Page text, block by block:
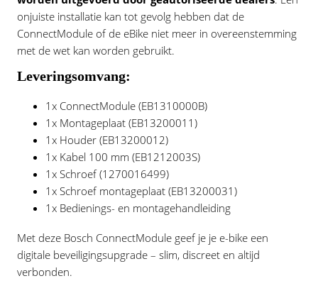
onjuiste installatie kan tot gevolg hebben dat de
ConnectModule of de eBike niet meer in overeenstemming
met de wet kan worden gebruikt.
Leveringsomvang:
1x ConnectModule (EB1310000B)
1x Montageplaat (EB13200011)
1x Houder (EB13200012)
1x Kabel 100 mm (EB1212003S)
1x Schroef (1270016499)
1x Schroef montageplaat (EB13200031)
1x Bedienings- en montagehandleiding
Met deze Bosch ConnectModule geef je je e-bike een
digitale beveiligingsupgrade – slim, discreet en altijd
verbonden.